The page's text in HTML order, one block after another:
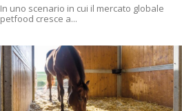
In uno scenario in cui il mercato globale
petfood cresce a...